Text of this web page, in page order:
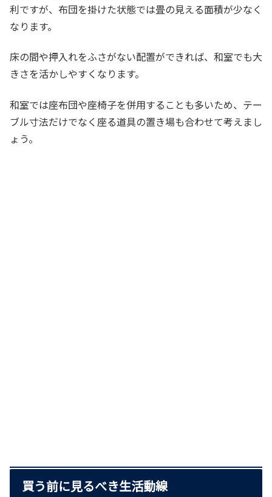
利ですが、布団を掛けた状態では畳の見える面積が少なく
なります。
床の間や押入れをふさがない配置ができれば、和室でも大
きさを活かしやすくなります。
和室では座布団や座椅子を併用することも多いため、テー
ブル寸法だけでなく座る道具の置き場も合わせて考えまし
ょう。
買う前に見るべき生活動線